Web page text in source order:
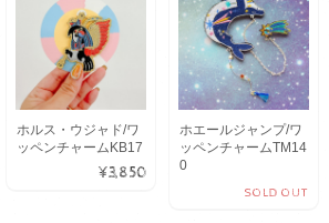
ホルス・ウジャド/ワ
ッペンチャームKB17
¥3,850
ホエールジャンプ/ワ
ッペンチャームTM14
0
SOLD OUT